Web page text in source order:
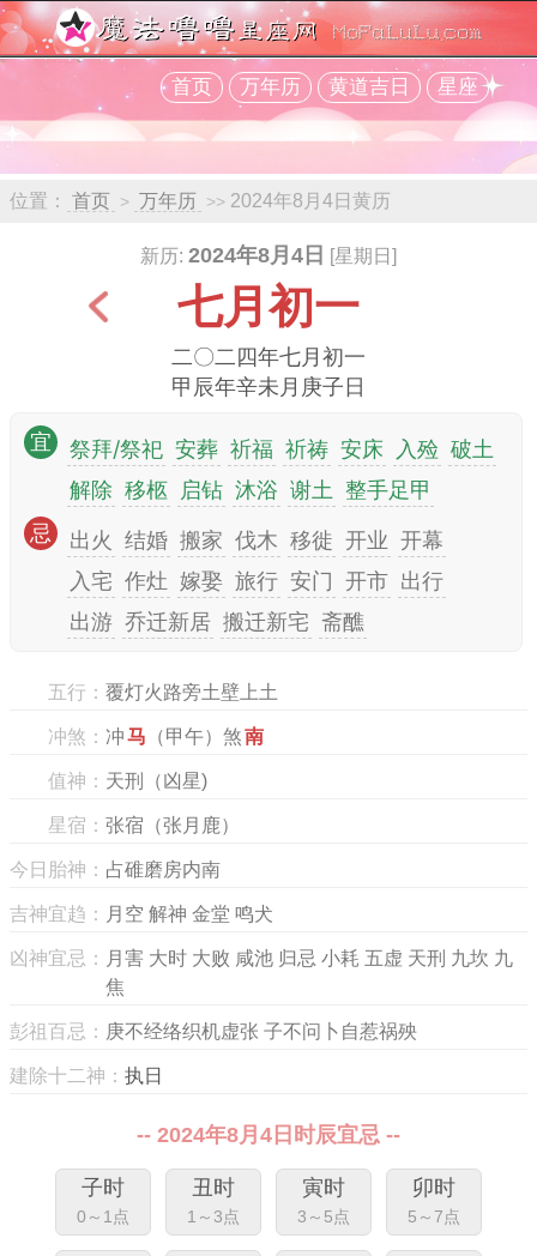
首页 万年历 黄道吉日 星座
位置： 首页 > 万年历 >> 2024年8月4日黄历
新历: 2024年8月4日 [星期日]
七月初一
二〇二四年七月初一
甲辰年辛未月庚子日
宜 祭拜/祭祀 安葬 祈福 祈祷 安床 入殓 破土
解除 移柩 启钻 沐浴 谢土 整手足甲
忌 出火 结婚 搬家 伐木 移徙 开业 开幕
入宅 作灶 嫁娶 旅行 安门 开市 出行
出游 乔迁新居 搬迁新宅 斋醮
五行： 覆灯火路旁土壁上土
冲煞： 冲马 （甲午）煞南
值神： 天刑（凶星)
星宿： 张宿（张月鹿）
今日胎神： 占碓磨房内南
吉神宜趋： 月空 解神 金堂 鸣犬
凶神宜忌： 月害 大时 大败 咸池 归忌 小耗 五虚 天刑 九坎 九
焦
彭祖百忌： 庚不经络织机虚张 子不问卜自惹祸殃
建除十二神： 执日
-- 2024年8月4日时辰宜忌 --
子时
0～1点
丑时
1～3点
寅时
3～5点
卯时
5～7点